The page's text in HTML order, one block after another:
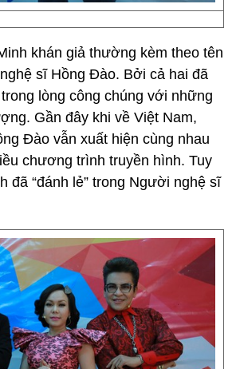
khán giả thường kèm theo tên
sĩ Hồng Đào. Bởi cả hai đã
lòng công chúng với những
Gần đây khi về Việt Nam,
Đào vẫn xuất hiện cùng nhau
chương trình truyền hình. Tuy
đã “đánh lẻ” trong Người nghệ sĩ